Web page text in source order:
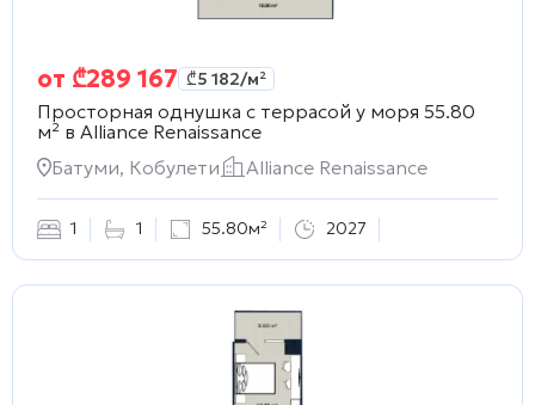
от ₾289 167 ₾5 182/м²
Просторная однушка с террасой у моря 55.80
м² в Alliance Renaissance
Батуми, Кобулети
Alliance Renaissance
1 1 55.80м² 2027